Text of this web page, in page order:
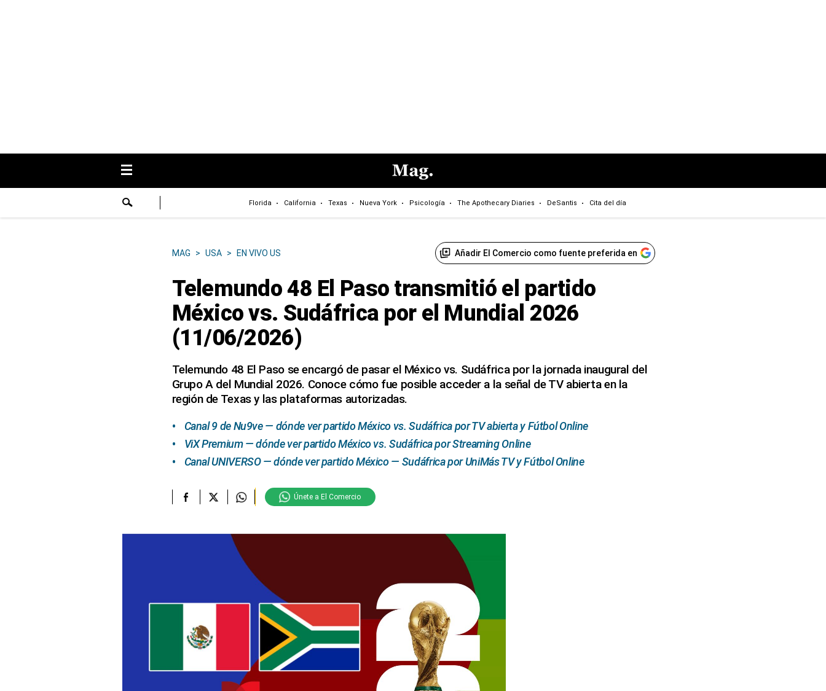
Florida California Texas Nueva York Psicología The Apothecary Diaries DeSantis Cita del día
MAG > USA > EN VIVO US Añadir El Comercio como fuente preferida en
Telemundo 48 El Paso transmitió el partido
México vs. Sudáfrica por el Mundial 2026
(11/06/2026)
Telemundo 48 El Paso se encargó de pasar el México vs. Sudáfrica por la jornada inaugural del
Grupo A del Mundial 2026. Conoce cómo fue posible acceder a la señal de TV abierta en la
región de Texas y las plataformas autorizadas.
Canal 9 de Nu9ve — dónde ver partido México vs. Sudáfrica por TV abierta y Fútbol Online
ViX Premium — dónde ver partido México vs. Sudáfrica por Streaming Online
Canal UNIVERSO — dónde ver partido México — Sudáfrica por UniMás TV y Fútbol Online
Únete a El Comercio